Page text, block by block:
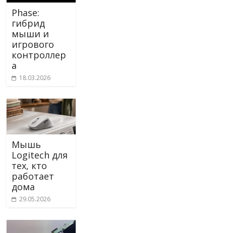
Phase:
гибрид
мыши и
игрового
контроллер
а
18.03.2026
Мышь
Logitech для
тех, кто
работает
дома
29.05.2026